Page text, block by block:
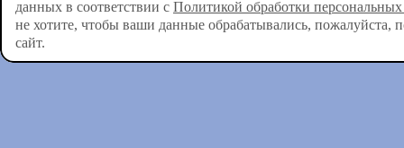
данных в соответствии с Политикой обработки
не хотите, чтобы ваши данные обрабатывались, пожалуйста,
сайт.